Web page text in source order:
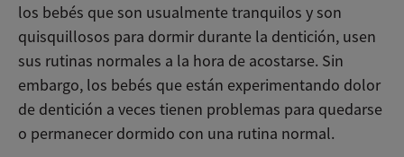
los bebés que son usualmente tranquilos y son
quisquillosos para dormir durante la dentición, usen
sus rutinas normales a la hora de acostarse. Sin
embargo, los bebés que están experimentando dolor
de dentición a veces tienen problemas para quedarse
o permanecer dormido con una rutina normal.